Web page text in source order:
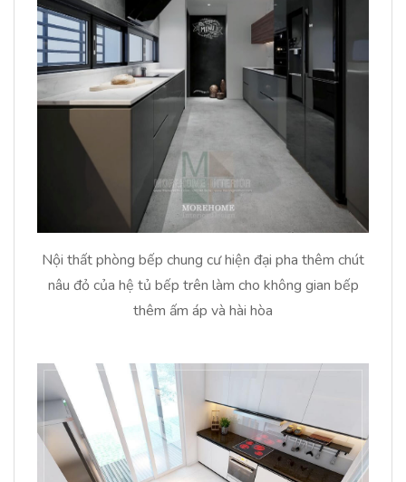
Nội thất phòng bếp chung cư hiện đại pha thêm chút
nâu đỏ của hệ tủ bếp trên làm cho không gian bếp
thêm ấm áp và hài hòa